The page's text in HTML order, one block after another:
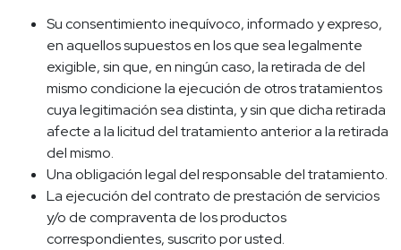
Su consentimiento inequívoco, informado y expreso,
en aquellos supuestos en los que sea legalmente
exigible, sin que, en ningún caso, la retirada de del
mismo condicione la ejecución de otros tratamientos
cuya legitimación sea distinta, y sin que dicha retirada
afecte a la licitud del tratamiento anterior a la retirada
del mismo.
Una obligación legal del responsable del tratamiento.
La ejecución del contrato de prestación de servicios
y/o de compraventa de los productos
correspondientes, suscrito por usted.